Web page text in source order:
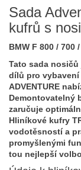
Sada
kufrů s
BMW F 800 / 700
Tato sada
dílů pro vybavení
ADVENTURE
Demontovatelný
zaručuje
Hliníkové kufry
vodotěsností a
promyšlenými
tou nejlepší